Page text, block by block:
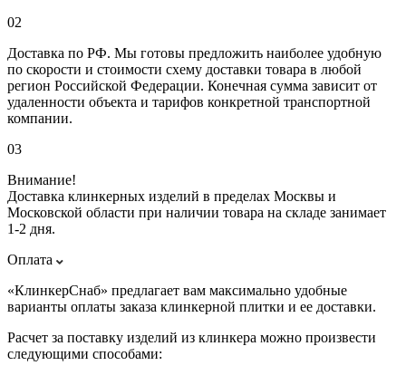
02
Доставка по РФ. Мы готовы предложить наиболее удобную
по скорости и стоимости схему доставки товара в любой
регион Российской Федерации. Конечная сумма зависит от
удаленности объекта и тарифов конкретной транспортной
компании.
03
Внимание!
Доставка клинкерных изделий в пределах Москвы и
Московской области при наличии товара на складе занимает
1-2 дня.
Оплата
«КлинкерСнаб» предлагает вам максимально удобные
варианты оплаты заказа клинкерной плитки и ее доставки.
Расчет за поставку изделий из клинкера можно произвести
следующими способами: